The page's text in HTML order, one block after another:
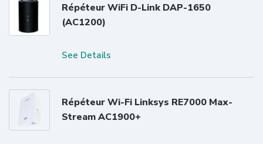
Répéteur WiFi D-Link DAP-1650
(AC1200)
See Details
Répéteur Wi-Fi Linksys RE7000 Max-
Stream AC1900+